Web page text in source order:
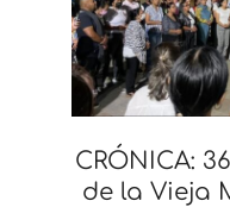
CRÓNICA:
de la Vieja